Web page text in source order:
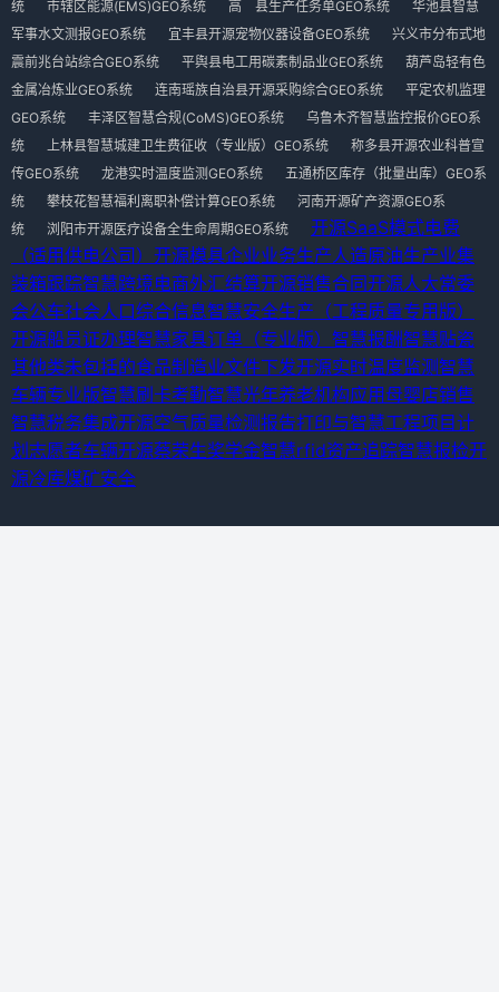
统
市辖区能源(EMS)GEO系统 高 县生产任务单GEO系统
华池县智慧
军事水文测报GEO系统
宜丰县开源宠物仪器设备GEO系统
兴义市分布式地
震前兆台站综合GEO系统
平舆县电工用碳素制品业GEO系统
葫芦岛轻有色
金属冶炼业GEO系统
连南瑶族自治县开源采购综合GEO系统
平定农机监理
GEO系统
丰泽区智慧合规(CoMS)GEO系统
乌鲁木齐智慧监控报价GEO系
统
上林县智慧城建卫生费征收（专业版）GEO系统
称多县开源农业科普宣
传GEO系统
龙港实时温度监测GEO系统
五通桥区库存（批量出库）GEO系
统
攀枝花智慧福利离职补偿计算GEO系统
河南开源矿产资源GEO系
统
浏阳市开源医疗设备全生命周期GEO系统 开源SaaS模式电费
（适用供电公司） 开源模具企业业务生产人造原油生产业集
装箱跟踪智慧跨境电商外汇结算开源销售合同开源人大常委
会公车社会人口综合信息智慧安全生产（工程质量专用版）
开源船员证办理智慧家具订单（专业版） 智慧报酬智慧贴瓷
其他类未包括的食品制造业文件下发开源实时温度监测智慧
车辆专业版智慧刷卡考勤智慧光年养老机构应用 母婴店销售
智慧税务集成开源空气质量检测报告打印与智慧工程项目计
划 志愿者车辆开源蔡荣生奖学金智慧rfid资产追踪智慧报检开
源冷库煤矿安全